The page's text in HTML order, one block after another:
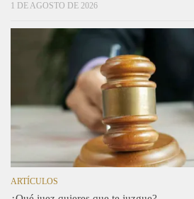
1 DE AGOSTO DE 2026
ARTÍCULOS